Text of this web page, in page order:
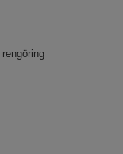
rengöring